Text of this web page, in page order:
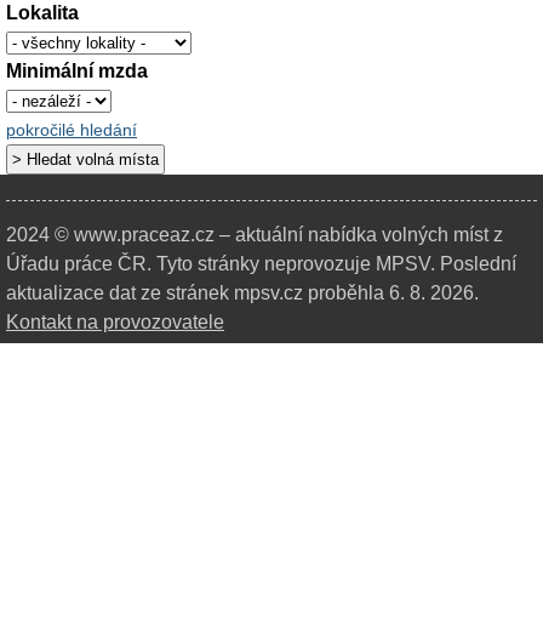
Lokalita
Minimální mzda
pokročilé hledání
2024 © www.praceaz.cz – aktuální nabídka volných míst z
Úřadu práce ČR. Tyto stránky neprovozuje MPSV. Poslední
aktualizace dat ze stránek mpsv.cz proběhla 6. 8. 2026.
Kontakt na provozovatele